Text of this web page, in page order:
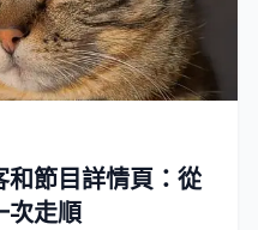
節目詳情頁：從
次走順